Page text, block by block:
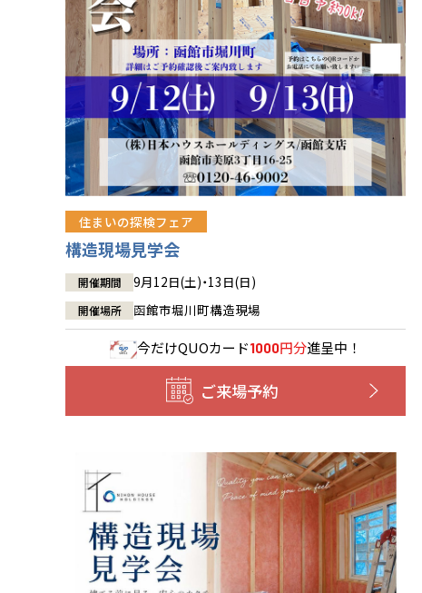
住まいの探検フェア
構造現場見学会
開催期間 9月12日(土)・13日(日)
開催場所 函館市堀川町構造現場
今だけQUOカード1000円分進呈中！
ご来場予約